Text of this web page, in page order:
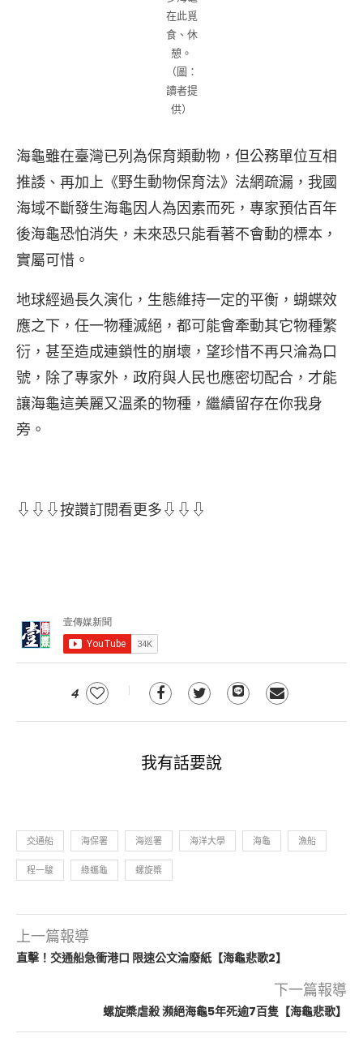
在此覓
食、休
憩。
（圖：
讀者提
供）
海龜雖在臺灣已列為保育類動物，但公務單位互相
推諉、再加上《野生動物保育法》法網疏漏，我國
海域不斷發生海龜因人為因素而死，專家預估百年
後海龜恐怕消失，未來恐只能看著不會動的標本，
實屬可惜。
地球經過長久演化，生態維持一定的平衡，蝴蝶效
應之下，任一物種滅絕，都可能會牽動其它物種繁
衍，甚至造成連鎖性的崩壞，望珍惜不再只淪為口
號，除了專家外，政府與人民也應密切配合，才能
讓海龜這美麗又溫柔的物種，繼續留存在你我身
旁。
⇩⇩⇩按讚訂閱看更多⇩⇩⇩
4
我有話要說
交通船 海保署 海巡署 海洋大學 海龜 漁船
程一駿 綠蠵龜 螺旋槳
上一篇報導
直擊！交通船急衝港口 限速公文淪廢紙【海龜悲歌2】
下一篇報導
螺旋槳虐殺 瀕絕海龜5年死逾7百隻【海龜悲歌】